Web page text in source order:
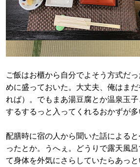
ご飯はお櫃から自分でよそう方式だ
めに盛っておいた。大丈夫、俺はま
れば）。でもまあ湯豆腐とか温泉玉
するするっと入ってくれるおかずが多
配膳時に宿の人から聞いた話による
ったとか。うへぇ。どうりで露天風
て身体を外気にさらしていたらあっ